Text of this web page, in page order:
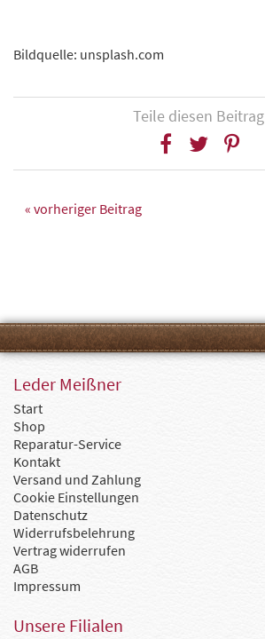
Bildquelle: unsplash.com
Teile diesen Beitrag
« vorheriger Beitrag
Leder Meißner
Start
Shop
Reparatur-Service
Kontakt
Versand und Zahlung
Cookie Einstellungen
Datenschutz
Widerrufsbelehrung
Vertrag widerrufen
AGB
Impressum
Unsere Filialen